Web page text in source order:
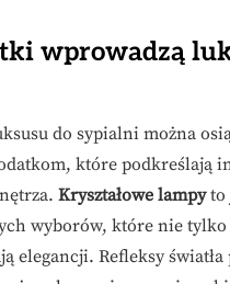
wprowadzą
do sypialni można
które podkreślają
Kryształowe lampyto
wyborów, które nie tylko
elegancji. Refleksy światła